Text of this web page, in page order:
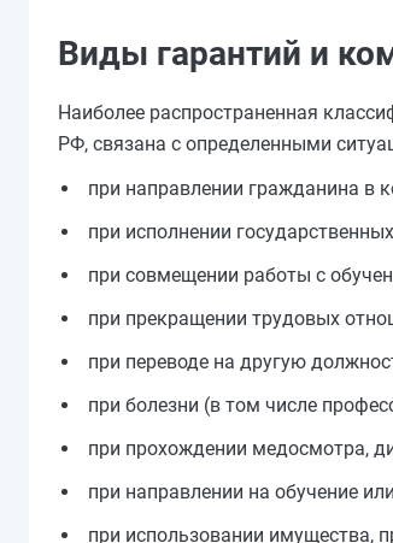
Виды гарантий и
Наиболее распространенная
РФ, связана с определенными
при направлении гражданина в
при исполнении
при совмещении работы с
при прекращении трудовых
при переводе на другую
при болезни (в том числе
при прохождении медосмотра,
при направлении на обучение
при использовании имущества,